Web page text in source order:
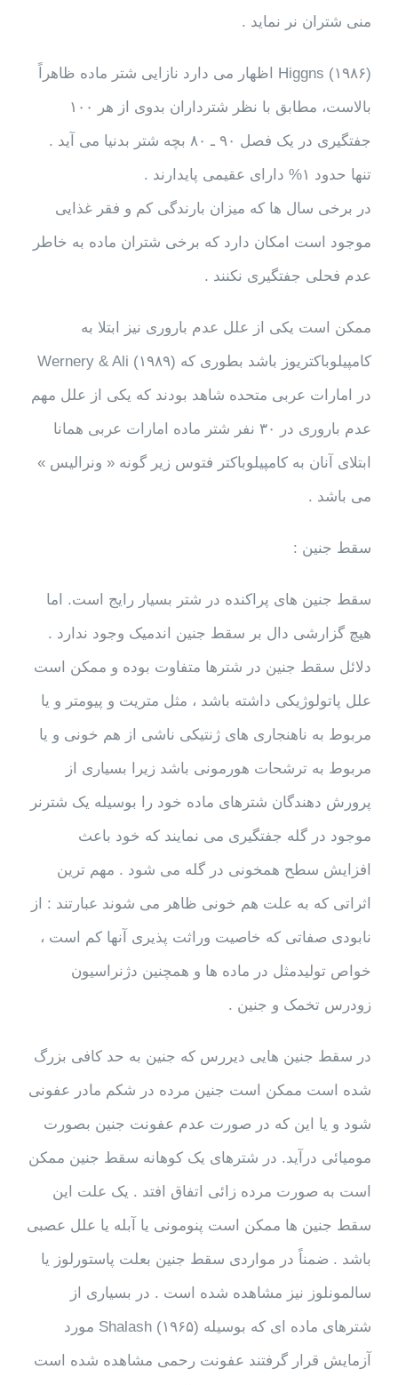
منی شتران نر نماید .
Higgns (۱۹۸۶) اظهار می دارد نازایی شتر ماده ظاهراً
بالاست، مطابق با نظر شترداران بدوی از هر ۱۰۰
جفتگیری در یک فصل ۹۰ ـ ۸۰ بچه شتر بدنیا می آید .
تنها حدود ۱% دارای عقیمی پایدارند .
در برخی سال ها که میزان بارندگی کم و فقر غذایی
موجود است امکان دارد که برخی شتران ماده به خاطر
عدم فحلی جفتگیری نکنند .
ممکن است یکی از علل عدم باروری نیز ابتلا به
کامپیلوباکتریوز باشد بطوری که Wernery & Ali (۱۹۸۹)
در امارات عربی متحده شاهد بودند که یکی از علل مهم
عدم باروری در ۳۰ نفر شتر ماده امارات عربی همانا
ابتلای آنان به کامپیلوباکتر فتوس زیر گونه « ونرالیس »
می باشد .
سقط جنین :
سقط جنین های پراکنده در شتر بسیار رایج است. اما
هیچ گزارشی دال بر سقط جنین اندمیک وجود ندارد .
دلائل سقط جنین در شترها متفاوت بوده و ممکن است
علل پاتولوژیکی داشته باشد ، مثل متریت و پیومتر و یا
مربوط به ناهنجاری های ژنتیکی ناشی از هم خونی و یا
مربوط به ترشحات هورمونی باشد زیرا بسیاری از
پرورش دهندگان شترهای ماده خود را بوسیله یک شترنر
موجود در گله جفتگیری می نمایند که خود باعث
افزایش سطح همخونی در گله می شود . مهم ترین
اثراتی که به علت هم خونی ظاهر می شوند عبارتند : از
نابودی صفاتی که خاصیت وراثت پذیری آنها کم است ،
خواص تولیدمثل در ماده ها و همچنین دژنراسیون
زودرس تخمک و جنین .
در سقط جنین هایی دیررس که جنین به حد کافی بزرگ
شده است ممکن است جنین مرده در شکم مادر عفونی
شود و یا این که در صورت عدم عفونت جنین بصورت
مومیائی درآید. در شترهای یک کوهانه سقط جنین ممکن
است به صورت مرده زائی اتفاق افتد . یک علت این
سقط جنین ها ممکن است پنومونی یا آبله یا علل عصبی
باشد . ضمناً در مواردی سقط جنین بعلت پاستورلوز یا
سالمونلوز نیز مشاهده شده است . در بسیاری از
شترهای ماده ای که بوسیله Shalash (۱۹۶۵) مورد
آزمایش قرار گرفتند عفونت رحمی مشاهده شده است